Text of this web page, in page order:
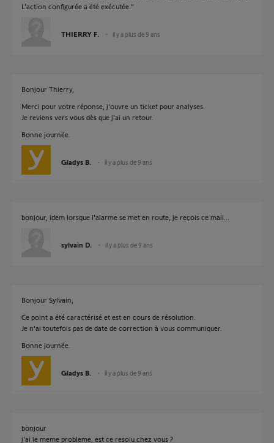
L'action configurée a été exécutée."
THIERRY F. il y a plus de 9 ans
Bonjour Thierry,
Merci pour votre réponse, j'ouvre un ticket pour analyses.
Je reviens vers vous dès que j'ai un retour.
Bonne journée.
Gladys B. il y a plus de 9 ans
bonjour, idem lorsque l'alarme se met en route, je reçois ce mail...
sylvain D. il y a plus de 9 ans
Bonjour Sylvain,
Ce point a été caractérisé et est en cours de résolution.
Je n'ai toutefois pas de date de correction à vous communiquer.
Bonne journée.
Gladys B. il y a plus de 9 ans
bonjour
j'ai le meme probleme, est ce resolu chez vous ?